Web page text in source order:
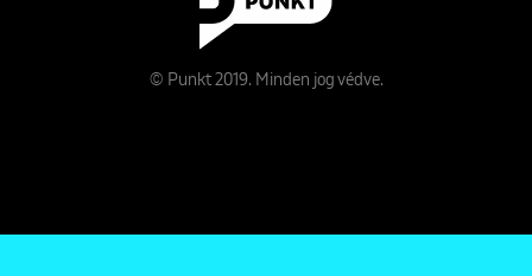
© Punkt 2019. Minden jog védve.